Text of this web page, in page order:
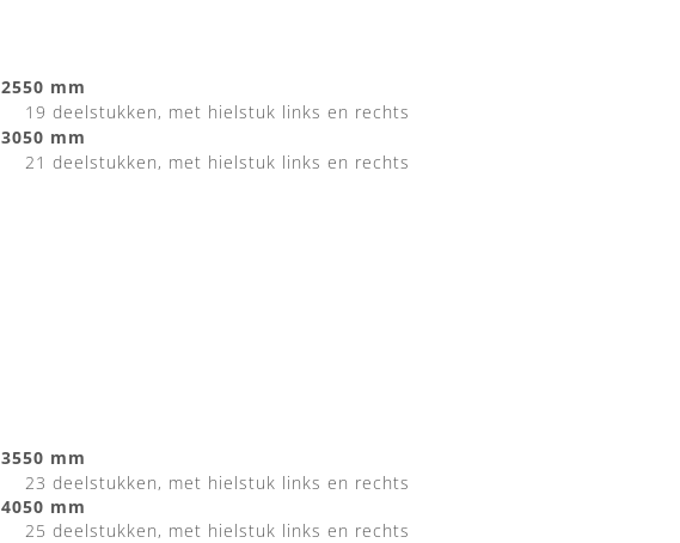
2550 mm
19 deelstukken, met hielstuk links en rechts
3050 mm
21 deelstukken, met hielstuk links en rechts
3550 mm
23 deelstukken, met hielstuk links en rechts
4050 mm
25 deelstukken, met hielstuk links en rechts